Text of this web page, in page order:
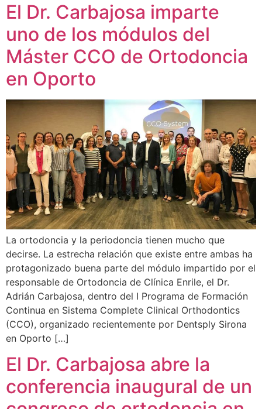
El Dr. Carbajosa imparte
uno de los módulos del
Máster CCO de Ortodoncia
en Oporto
La ortodoncia y la periodoncia tienen mucho que
decirse. La estrecha relación que existe entre ambas ha
protagonizado buena parte del módulo impartido por el
responsable de Ortodoncia de Clínica Enrile, el Dr.
Adrián Carbajosa, dentro del I Programa de Formación
Continua en Sistema Complete Clinical Orthodontics
(CCO), organizado recientemente por Dentsply Sirona
en Oporto […]
El Dr. Carbajosa abre la
conferencia inaugural de un